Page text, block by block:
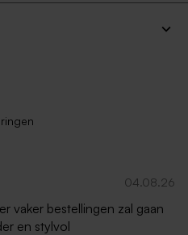
04.08.26
vaker bestellingen zal gaan
en stylvol